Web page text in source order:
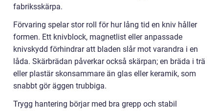
fabriksskärpa.
Förvaring spelar stor roll för hur lång tid en kniv håller
formen. Ett knivblock, magnetlist eller anpassade
knivskydd förhindrar att bladen slår mot varandra i en
låda. Skärbrädan påverkar också skärpan; en bräda i trä
eller plastär skonsammare än glas eller keramik, som
snabbt gör äggen trubbiga.
Trygg hantering börjar med bra grepp och stabil